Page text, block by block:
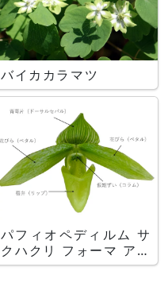
バイカカラマツ
パフィオペディルム サ
クハクリ フォーマ アル
バム